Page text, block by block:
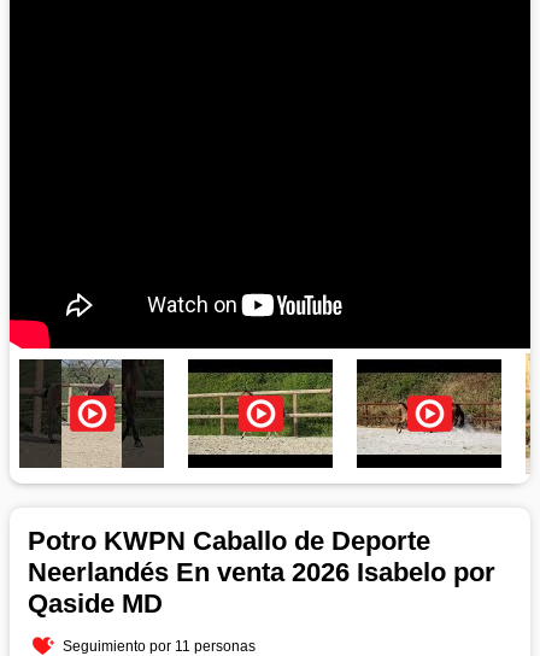
Potro KWPN Caballo de Deporte
Neerlandés En venta 2026 Isabelo por
Qaside MD
Seguimiento por 11 personas